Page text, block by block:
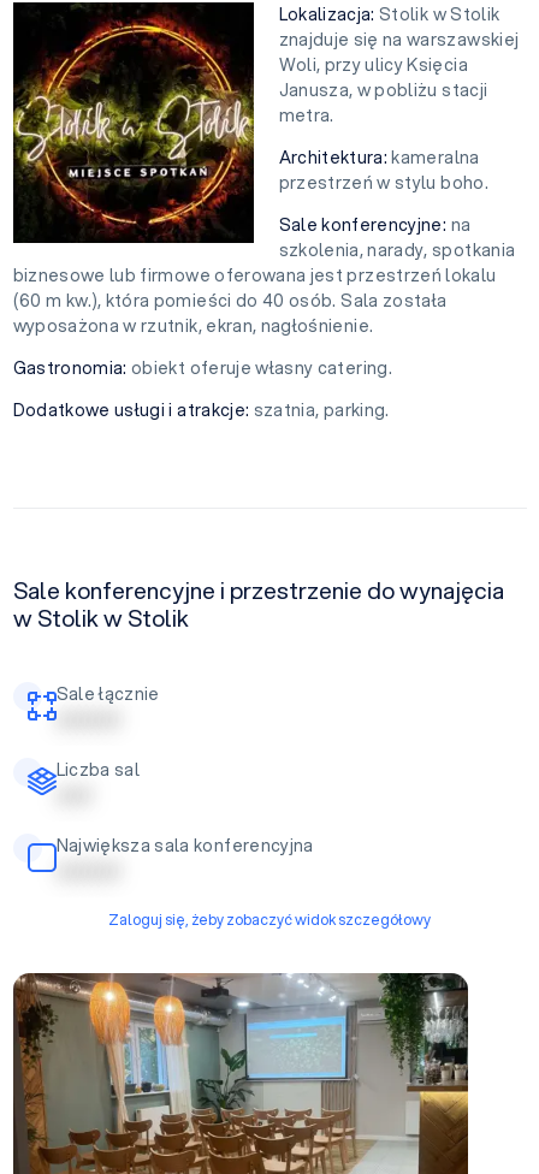
Lokalizacja: Stolik w Stolik
znajduje się na warszawskiej
Woli, przy ulicy Księcia
Janusza, w pobliżu stacji
metra.
Architektura: kameralna
przestrzeń w stylu boho.
Sale konferencyjne: na
szkolenia, narady, spotkania
biznesowe lub firmowe oferowana jest przestrzeń lokalu
(60 m kw.), która pomieści do 40 osób. Sala została
wyposażona w rzutnik, ekran, nagłośnienie.
Gastronomia: obiekt oferuje własny catering.
Dodatkowe usługi i atrakcje: szatnia, parking.
Sale konferencyjne i przestrzenie do wynajęcia
w Stolik w Stolik
Sale łącznie
| | | | | | | | |
Liczba sal
| | | | |
Największa sala konferencyjna
| | | | | | | | |
Zaloguj się, żeby zobaczyć widok szczegółowy
Sala eventowa